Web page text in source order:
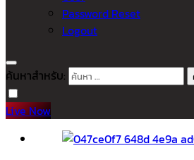
Password Reset
Logout
ค้นหาสำหรับ:
Live Now